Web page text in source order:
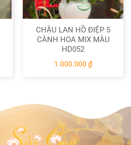
CHẬU LAN HỒ ĐIỆP 5
CÀNH HOA MIX MÀU
HD052
1.000.000 ₫